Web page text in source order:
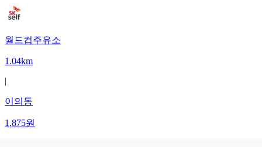
월드컵주유소
1.04km
|
이의동
1,875원